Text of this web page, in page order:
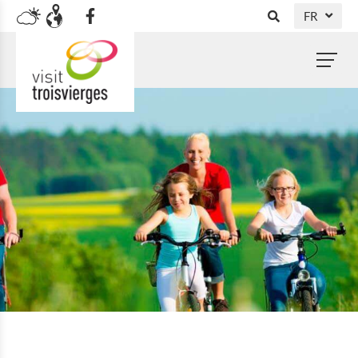
FR
NL
EN